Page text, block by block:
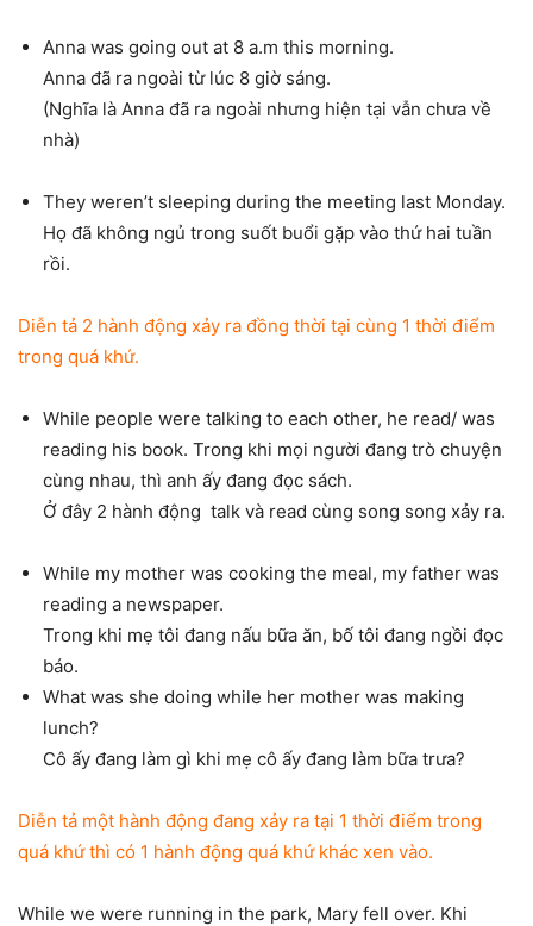
Anna was going out at 8 a.m this morning.
Anna đã ra ngoài từ lúc 8 giờ sáng.
(Nghĩa là Anna đã ra ngoài nhưng hiện tại vẫn chưa về
nhà)
They weren’t sleeping during the meeting last Monday.
Họ đã không ngủ trong suốt buổi gặp vào thứ hai tuần
rồi.
Diễn tả 2 hành động xảy ra đồng thời tại cùng 1 thời điểm
trong quá khứ.
While people were talking to each other, he read/ was
reading his book. Trong khi mọi người đang trò chuyện
cùng nhau, thì anh ấy đang đọc sách.
Ở đây 2 hành động talk và read cùng song song xảy ra.
While my mother was cooking the meal, my father was
reading a newspaper.
Trong khi mẹ tôi đang nấu bữa ăn, bố tôi đang ngồi đọc
báo.
What was she doing while her mother was making
lunch?
Cô ấy đang làm gì khi mẹ cô ấy đang làm bữa trưa?
Diễn tả một hành động đang xảy ra tại 1 thời điểm trong
quá khứ thì có 1 hành động quá khứ khác xen vào.
While we were running in the park, Mary fell over. Khi